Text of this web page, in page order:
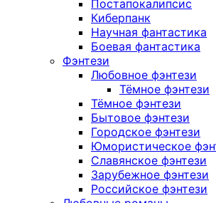
Постапокалипсис
Киберпанк
Научная фантастика
Боевая фантастика
Фэнтези
Любовное фэнтези
Тёмное фэнтези
Тёмное фэнтези
Бытовое фэнтези
Городское фэнтези
Юмористическое
Славянское фэнтези
Зарубежное фэнтези
Российское фэнтези